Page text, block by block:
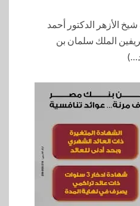
الأزهر الدكتور أحمد
الملك سلمان بن